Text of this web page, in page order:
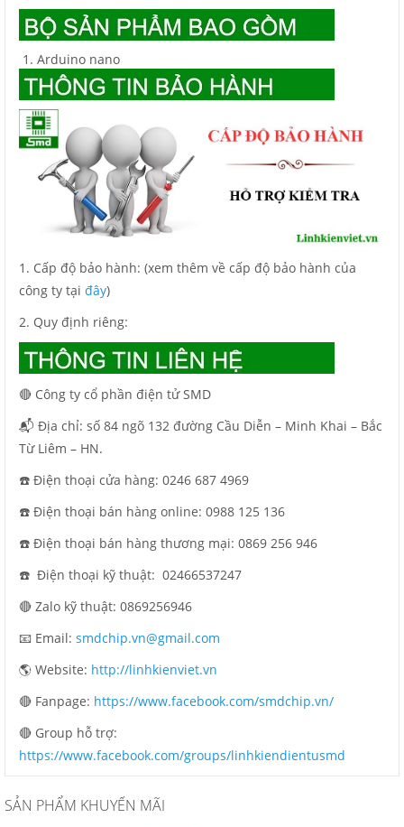
Arduino nano
1. Cấp độ bảo hành: (xem thêm về cấp độ bảo hành của
công ty tại đây)
2. Quy định riêng:
🔴 Công ty cổ phần điện tử SMD
📬 Địa chỉ: số 84 ngõ 132 đường Cầu Diễn – Minh Khai – Bắc
Từ Liêm – HN.
☎️ Điện thoại cửa hàng: 0246 687 4969
☎️ Điện thoại bán hàng online: 0988 125 136
☎️ Điện thoại bán hàng thương mại: 0869 256 946
☎️ Điện thoại kỹ thuật: 02466537247
🔴 Zalo kỹ thuật: 0869256946
📧 Email: smdchip.vn@gmail.com
🌎 Website: http://linhkienviet.vn
🔴 Fanpage: https://www.facebook.com/smdchip.vn/
🔴 Group hỗ trợ:
https://www.facebook.com/groups/linhkiendientusmd
SẢN PHẨM KHUYẾN MÃI